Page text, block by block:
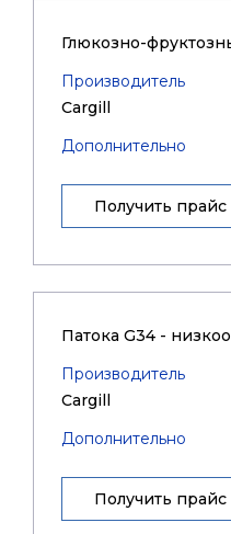
Глюкозно-
Производитель
Cargill
Дополнительно
Получить прайс
Патока G34 -
Производитель
Cargill
Дополнительно
Получить прайс